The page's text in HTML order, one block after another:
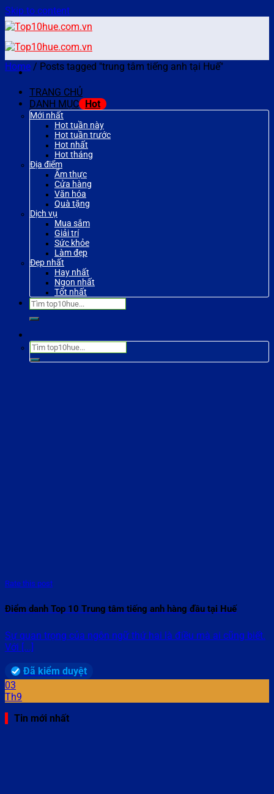
Skip to content
TRANG CHỦ
DANH MỤC
Mới nhất
Hot tuần này
Hot tuần trước
Hot nhất
Hot tháng
Địa điểm
Ẩm thực
Cửa hàng
Văn hóa
Quà tặng
Dịch vụ
Mua sắm
Giải trí
Sức khỏe
Làm đẹp
Đẹp nhất
Hay nhất
Ngon nhất
Tốt nhất
Home / Posts tagged "trung tâm tiếng anh tại Huế"
Rate this post
Điểm danh Top 10 Trung tâm tiếng anh hàng đầu tại Huế
Sự quan trọng của ngôn ngữ thứ hai là điều mà ai cũng biết.
Với [...]
Đã kiểm duyệt
03
Th9
Tin mới nhất